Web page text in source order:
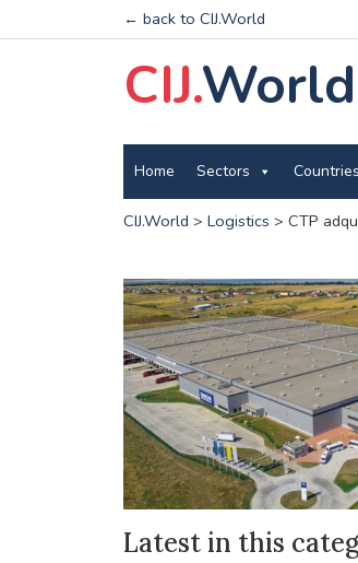
← back to CIJ.World
CIJ.World
Home Sectors Countries
CIJ.World > Logistics > CTP
Latest in this